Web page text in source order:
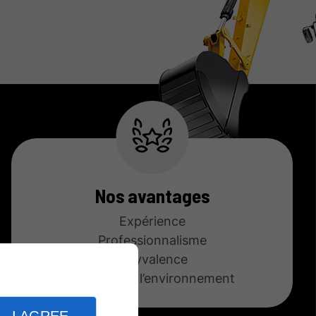
Nos avantages
Expérience
Professionnalisme
Polyvalence
Respect de l’environnement